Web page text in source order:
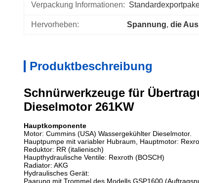
Verpackung Informationen:
Hervorheben: Spannung, die
Produktbeschreibung
Schnürwerkzeuge für
Dieselmotor 261KW
Hauptkomponente
Motor: Cummins (USA) Wassergekühlter Dieselmotor.
Hauptpumpe mit variabler Hubraum, Hauptmotor:
Reduktor: RR (italienisch)
Haupthydraulische Ventile: Rexroth (BOSCH)
Radiator: AKG
Hydraulisches Gerät:
Paarung mit Trommel des Modells GSP1600